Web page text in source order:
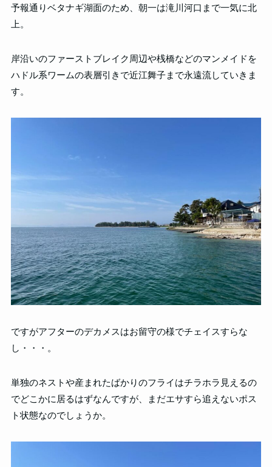
予報通りベタナギ湖面のため、朝一は滝川河口まで一気に北
上。
岸沿いのファーストブレイク周辺や桟橋などのマンメイドを
ハドル系ワームの表層引きで近江舞子まで永遠流していきま
す。
ですがアフターのデカメスはお留守の様でチェイスすらな
し・・・。
単独のネストや産まれたばかりのフライはチラホラ見えるの
でどこかに居るはずなんですが、まだエサすら追えないポス
ト状態なのでしょうか。